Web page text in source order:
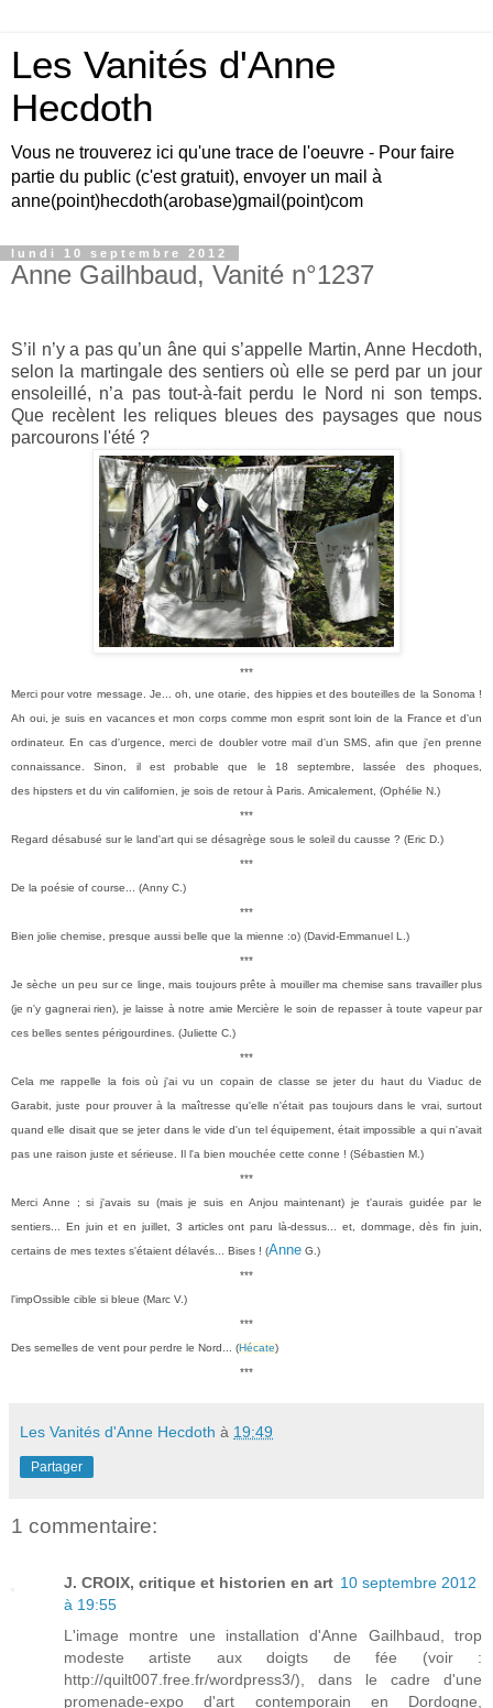
Les Vanités d'Anne
Hecdoth
Vous ne trouverez ici qu'une trace de l'oeuvre - Pour faire
partie du public (c'est gratuit), envoyer un mail à
anne(point)hecdoth(arobase)gmail(point)com
lundi 10 septembre 2012
Anne Gailhbaud, Vanité n°1237
S’il n’y a pas qu’un âne qui s’appelle Martin, Anne Hecdoth,
selon la martingale des sentiers où elle se perd par un jour
ensoleillé, n’a pas tout-à-fait perdu le Nord ni son temps.
Que recèlent les reliques bleues des paysages que nous
parcourons l'été ?
***
Merci pour votre message. Je... oh, une otarie, des hippies et des bouteilles de la Sonoma !
Ah oui, je suis en vacances et mon corps comme mon esprit sont loin de la France et d'un
ordinateur.En cas d'urgence, merci de doubler votre mail d'un SMS, afin que j'enprenne
connaissance.Sinon, il est probable que le 18 septembre, lassée des phoques,
des hipsters et du vin californien, je sois de retour à Paris. Amicalement, (Ophélie N.)
***
Regard désabusé sur le land'art qui se désagrège sous le soleil du causse ? (Eric D.)
***
De la poésie of course... (Anny C.)
***
Bien jolie chemise, presque aussi belle que la mienne :o) (David-Emmanuel L.)
***
Je sèche un peu sur ce linge, mais toujours prête à mouiller ma chemise sans travailler plus
(je n'y gagnerai rien), je laisse à notre amie Mercière le soin de repasser à toute vapeur par
ces belles sentes périgourdines. (Juliette C.)
***
Cela me rappelle la fois où j'ai vu un copain de classe se jeter du haut du Viaduc de
Garabit, juste pour prouver àla maîtresse qu'elle n'était pas toujours dans le vrai,surtout
quand elle disait que se jeter dans le vide d'un tel équipement, était impossible a qui n'avait
pas une raison juste et sérieuse. Il l'a bien mouchée cette conne ! (Sébastien M.)
***
Merci Anne ; si j'avais su (mais je suis en Anjou maintenant) je t'aurais guidée par le
sentiers... En juin et en juillet, 3 articles ont paru là-dessus... et, dommage, dès fin juin,
certains de mes textes s'étaient délavés... Bises ! (Anne G.)
***
l'impOssible cible si bleue (Marc V.)
***
Des semelles de vent pour perdre le Nord... (Hécate)
***
Les Vanités d'Anne Hecdoth à 19:49
Partager
1 commentaire:
J. CROIX, critique et historien en art 10 septembre 2012
à 19:55
L'image montre une installation d'Anne Gailhbaud, trop
modeste artiste aux doigts de fée (voir :
http://quilt007.free.fr/wordpress3/), dans le cadre d'une
promenade-expo d'art contemporain en Dordogne,